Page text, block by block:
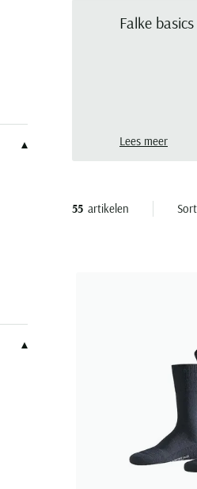
Falke basics
Lees meer
55 artikelen